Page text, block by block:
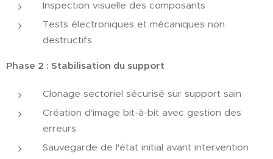
Inspection visuelle des composants
Tests électroniques et mécaniques non
destructifs
Phase 2 : Stabilisation du support
Clonage sectoriel sécurisé sur support sain
Création d'image bit-à-bit avec gestion des
erreurs
Sauvegarde de l'état initial avant intervention